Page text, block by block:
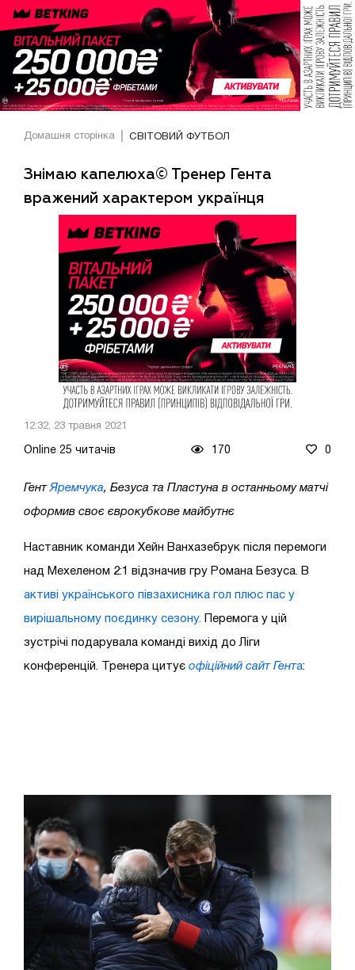
Домашня сторінка СВІТОВИЙ ФУТБОЛ
Знімаю капелюха© Тренер Гента
вражений характером українця
12:32, 23 травня 2021
Online 25 читачів 170 0
Гент Яремчука, Безуса та Пластуна в останньому матчі
оформив своє єврокубкове майбутнє
Наставник команди Хейн Ванхазебрук після перемоги
над Мехеленом 2:1 відзначив гру Романа Безуса. В
активі українського півзахисника гол плюс пас у
вирішальному поєдинку сезону. Перемога у цій
зустрічі подарувала команді вихід до Ліги
конференцій. Тренера цитує офіційний сайт Гента: